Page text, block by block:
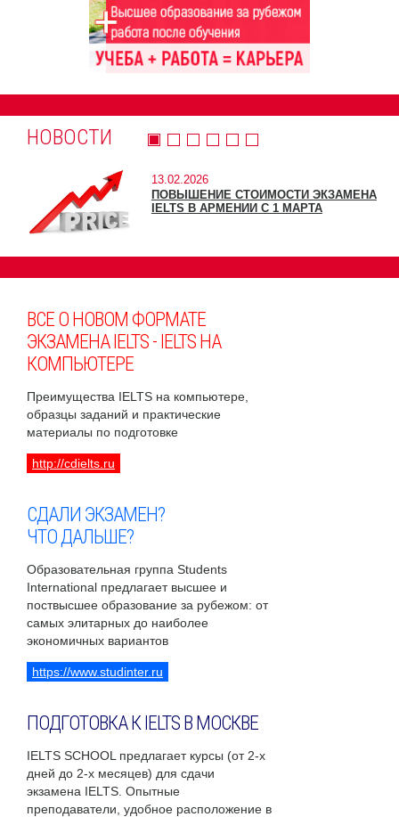
НОВОСТИ
13.02.2026
ПОВЫШЕНИЕ СТОИМОСТИ ЭКЗАМЕНА
IELTS В АРМЕНИИ С 1 МАРТА
ВСЕ О НОВОМ ФОРМАТЕ
ЭКЗАМЕНА IELTS - IELTS НА
КОМПЬЮТЕРЕ
Преимущества IELTS на компьютере,
образцы заданий и практические
материалы по подготовке
http://cdielts.ru
СДАЛИ ЭКЗАМЕН?
ЧТО ДАЛЬШЕ?
Образовательная группа Students
International предлагает высшее и
поствысшее образование за рубежом: от
самых элитарных до наиболее
экономичных вариантов
https://www.studinter.ru
ПОДГОТОВКА К IELTS В МОСКВЕ
IELTS SCHOOL предлагает курсы (от 2-х
дней до 2-х месяцев) для сдачи
экзамена IELTS. Опытные
преподаватели, удобное расположение в